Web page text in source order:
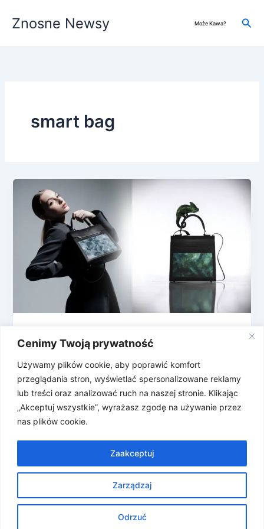
Cenimy Twoją prywatność
Używamy plików cookie, aby poprawić komfort
przeglądania stron, wyświetlać spersonalizowane reklamy
lub treści oraz analizować ruch na naszej stronie. Klikając
„Akceptuj wszystkie”, wyrażasz zgodę na używanie przez
nas plików cookie.
Zarządzaj
Odrzuć
Zaakceptuj
Znosne Newsy Może Kawa?
smart bag
Smart Bag Infinity
Francuska firma Peuty postanowiła połączyć świat
mody, elektroniki i… wewnętrznego kryzysu
tożsamości. Prezentują pierwszą torebkę, która
zmienia kolory i wzory […]
Prawa autorskie © 2026 Znosne Newsy | Obsługiwane przez
Motyw Astra WordPress